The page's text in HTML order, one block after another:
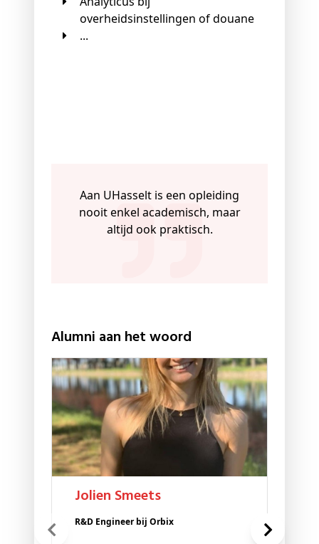
overheidsinstellingen of douane
...
Aan UHasselt is een opleiding
nooit enkel academisch, maar
altijd ook praktisch.
Alumni aan het woord
Jolien Smeets
R&D Engineer bij Orbix